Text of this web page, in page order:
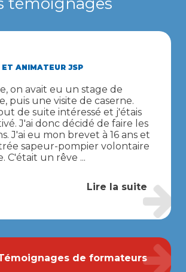
ET ANIMATEUR JSP
on avait eu un stage de
puis une visite de caserne.
de suite intéressé et j'étais
J'ai donc décidé de faire les
J'ai eu mon brevet à 16 ans et
sapeur-pompier volontaire
C'était un rêve ...
Lire la suite
de formateurs